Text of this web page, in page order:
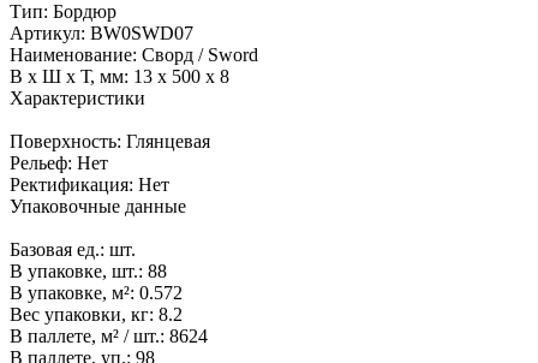
Тип: Бордюр
Артикул: BW0SWD07
Наименование: Сворд / Sword
В x Ш x Т, мм: 13 x 500 x 8
Характеристики
Поверхность: Глянцевая
Рельеф: Нет
Ректификация: Нет
Упаковочные данные
Базовая ед.: шт.
В упаковке, шт.: 88
В упаковке, м²: 0.572
Вес упаковки, кг: 8.2
В паллете, м² / шт.: 8624
В паллете, уп.: 98